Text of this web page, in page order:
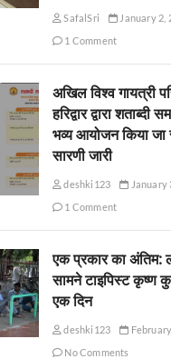
SafalSri
January 2,
1 Comment
अखिल विश्व गायत्री
हरिद्वार द्वारा शताब्दी
भव्य आयोजन किया जा
सारणी जारी
deshki123
January
1 Comment
एक प्रकार का
सामने टाइपिस्ट कृष्ण
एक दिन
deshki123
No Comments